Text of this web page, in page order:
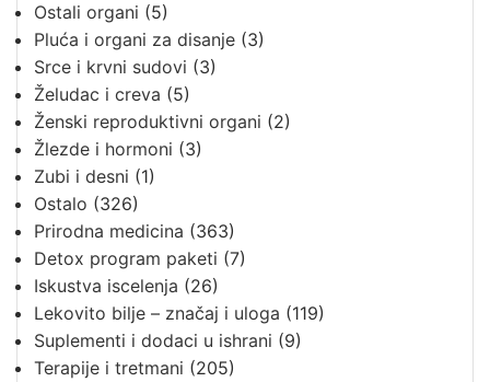
Ostali organi (5)
Pluća i organi za disanje (3)
Srce i krvni sudovi (3)
Želudac i creva (5)
Ženski reproduktivni organi (2)
Žlezde i hormoni (3)
Zubi i desni (1)
Ostalo (326)
Prirodna medicina (363)
Detox program paketi (7)
Iskustva iscelenja (26)
Lekovito bilje – značaj i uloga (119)
Suplementi i dodaci u ishrani (9)
Terapije i tretmani (205)